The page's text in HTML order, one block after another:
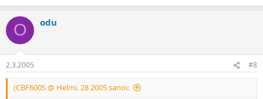
O odu
2.3.2005 #8
(CBF600S @ Helmi. 28 2005 sanoi: